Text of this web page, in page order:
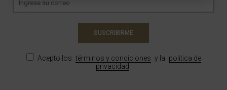
SUSCRIBIRME
Acepto los términos y condiciones y la política de
privacidad